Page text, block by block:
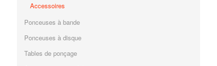
Accessoires
Ponceuses à bande
Ponceuses à disque
Tables de ponçage